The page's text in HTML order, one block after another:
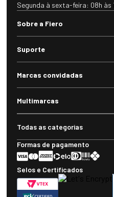
Segunda à sexta-feira: 08h às
Sobre a Fiero
Suporte
Marcas convidadas
Multimarcas
Todas as categorias
Formas de pagamento
Selos e Certificados